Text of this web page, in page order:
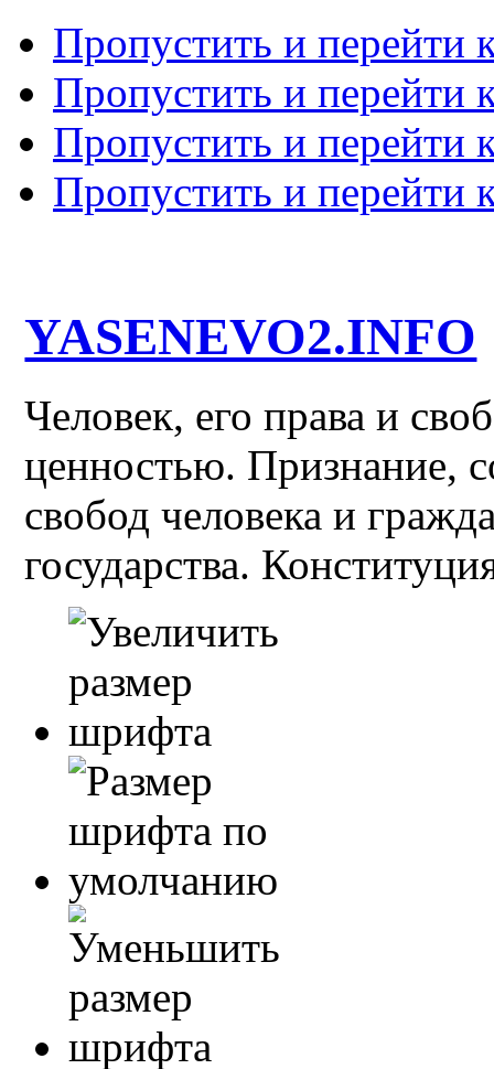
Пропустить и перейти
Пропустить и перейти
Пропустить и перейти
Пропустить и перейти
YASENEVO2.INFO
Человек, его права и
ценностью. Признание,
свобод человека и
государства.